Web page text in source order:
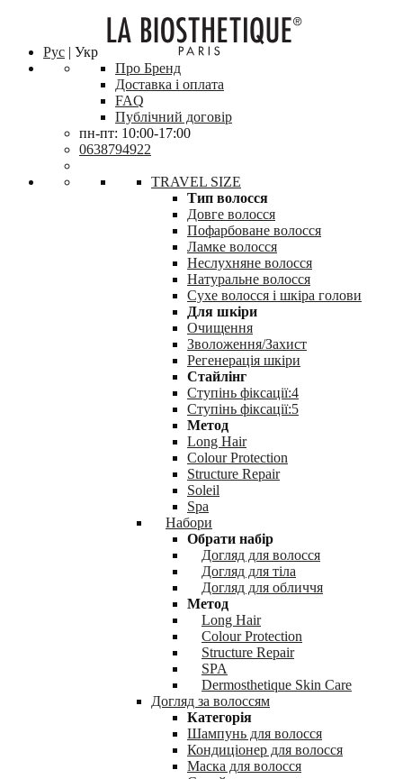
Рус | Укр
Про Бренд
Доставка і оплата
FAQ
Публічний договір
пн-пт: 10:00-17:00
0638794922
TRAVEL SIZE
Тип волосся
Довге волосся
Пофарбоване волосся
Ламке волосся
Неслухняне волосся
Натуральне волосся
Сухе волосся і шкіра голови
Для шкіри
Очищення
Зволоження/Захист
Регенерація шкіри
Стайлінг
Ступінь фіксації:4
Ступінь фіксації:5
Метод
Long Hair
Colour Protection
Structure Repair
Soleil
Spa
Набори
Обрати набір
Догляд для волосся
Догляд для тіла
Догляд для обличчя
Метод
Long Hair
Colour Protection
Structure Repair
SPA
Dermosthetique Skin Care
Догляд за волоссям
Категорія
Шампунь для волосся
Кондиціонер для волосся
Маска для волосся